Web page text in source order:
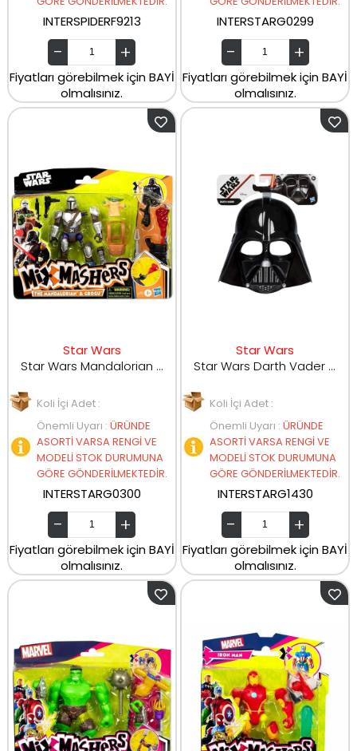
INTERSPIDERF9213
Fiyatları görebilmek için BAYİ
olmalısınız.
INTERSTARG0299
Fiyatları görebilmek için BAYİ
olmalısınız.
Star Wars
Star Wars Mandalorian ve Grogu Özel Karıştır ve Birleştir Deluxe Aksiyon Figürü Seti ve Aksesuarları G0300
Koli İçi Adet :
Önemli Uyarı : ÜRÜNDE
ASORTİ VARSA RENGİ VE
MODELİ STOK DURUMUNA
GÖRE GÖNDERİLMEKTEDİR.
INTERSTARG0300
Fiyatları görebilmek için BAYİ
olmalısınız.
Star Wars
Star Wars Darth Vader Çocuk Oyuncak Maskesi G1430
Koli İçi Adet :
Önemli Uyarı : ÜRÜNDE
ASORTİ VARSA RENGİ VE
MODELİ STOK DURUMUNA
GÖRE GÖNDERİLMEKTEDİR.
INTERSTARG1430
Fiyatları görebilmek için BAYİ
olmalısınız.